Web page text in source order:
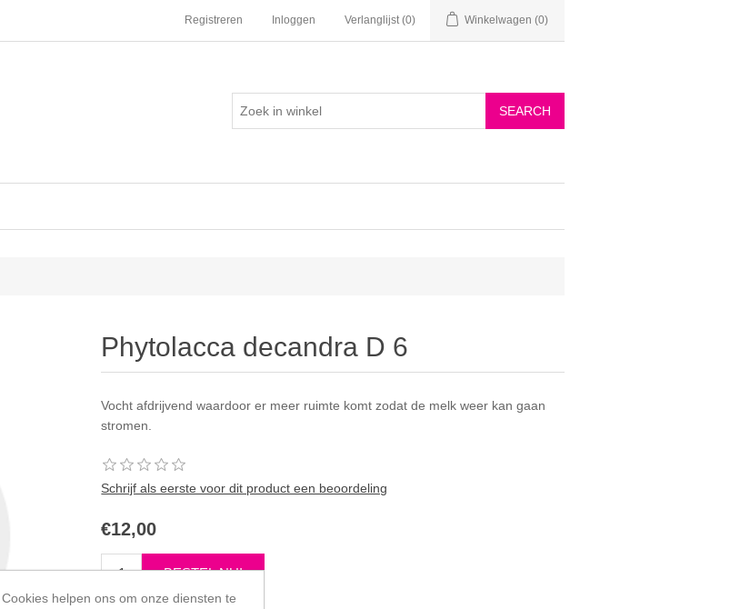
Registreren Inloggen Verlanglijst (0) Winkelwagen (0)
Phytolacca decandra D 6
Vocht afdrijvend waardoor er meer ruimte komt zodat de melk weer kan gaan
stromen.
Schrijf als eerste voor dit product een beoordeling
€12,00
Cookies helpen ons om onze diensten te